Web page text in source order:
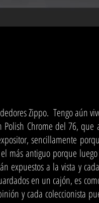
Zippo. Tengo aún
Chrome del 76,
sencillamente
más antiguo porque
expuestos a la vista y
en un cajón, es
y cada coleccionista